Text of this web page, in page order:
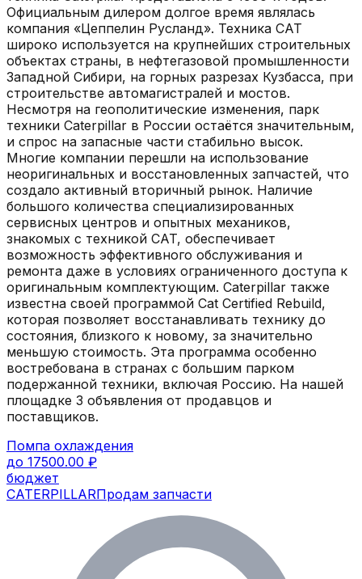
Официальным дилером долгое время являлась
компания «Цеппелин Русланд». Техника CAT
широко используется на крупнейших строительных
объектах страны, в нефтегазовой промышленности
Западной Сибири, на горных разрезах Кузбасса, при
строительстве автомагистралей и мостов.
Несмотря на геополитические изменения, парк
техники Caterpillar в России остаётся значительным,
и спрос на запасные части стабильно высок.
Многие компании перешли на использование
неоригинальных и восстановленных запчастей, что
создало активный вторичный рынок. Наличие
большого количества специализированных
сервисных центров и опытных механиков,
знакомых с техникой CAT, обеспечивает
возможность эффективного обслуживания и
ремонта даже в условиях ограниченного доступа к
оригинальным комплектующим. Caterpillar также
известна своей программой Cat Certified Rebuild,
которая позволяет восстанавливать технику до
состояния, близкого к новому, за значительно
меньшую стоимость. Эта программа особенно
востребована в странах с большим парком
подержанной техники, включая Россию. На нашей
площадке 3 объявления от продавцов и
поставщиков.
Помпа охлаждения
до 17500.00 ₽
бюджет
CATERPILLARПродам запчасти